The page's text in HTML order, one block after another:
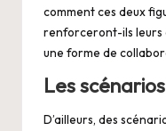
comment ces deux
renforceront-ils leurs
une forme de
Les
D’ailleurs, des